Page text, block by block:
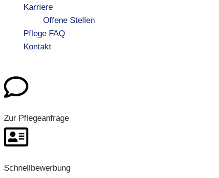
Karriere
Offene Stellen
Pflege FAQ
Kontakt
Zur Pflegeanfrage
Schnellbewerbung